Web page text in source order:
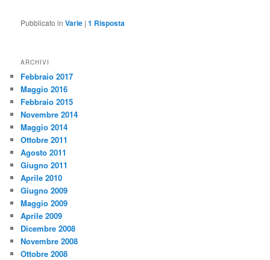
Pubblicato in Varie |1 Risposta
ARCHIVI
Febbraio 2017
Maggio 2016
Febbraio 2015
Novembre 2014
Maggio 2014
Ottobre 2011
Agosto 2011
Giugno 2011
Aprile 2010
Giugno 2009
Maggio 2009
Aprile 2009
Dicembre 2008
Novembre 2008
Ottobre 2008